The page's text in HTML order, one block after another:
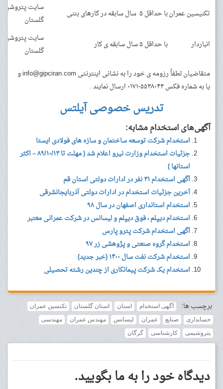
تکنیسین عمرانبا حداقل ۵ سال سابقه در کارهای بتنی
سایت
گلستان
انباردار
با حداقل ۵ سال سابقه ی کار
سایت
گلستان
متقاضیان لطفاً رزومه ی خود را به نشانی اینترنتی info@gipciran.comو
یا به شماره فکس ۵۵۳۸۰۴۳-۰۱۷۱ ارسال نمایند .
تدریس خصوصی آیلتس
آگهی‌های استخدام مشابه:
استخدام شرکت توسعه ساختمان و سازه های فولادی ایستا
جزئیات استخدام وزارت نیرو اعلام شد ( مهلت تا ۸۹/۱۰/۱۳ – اکثر
استانها )
آگهی استخدام ۳۱ نفر در ادارات دولتی استان قم
آخرین جزئیات استخدام در ادارات دولتی آذربایجانشرقی
استخدام استانداری اصفهان در سال ۹۸
استخدام دیپلم ، فوق دیپلم و لیسانس در شرکت عمرانی معتبر
آگهی استخدام شرکت پترو پارس
استخدام گروه صنعتی و پژوهشی زر ۹۷
استخدام شرکت نفت سال ۱۴۰۰ (خبر جدید)
استخدام یک شرکت پیمانکاری از چندین رشته تحصیلی
برچسب ها: آگهی استخدام استان استان گلستان
تکنسین عمران
حسابداری
صنایع عمران لیسانس مهندس عمران
مهندسی
پتروشیمی
کارشناسی گرگان
دیدگاه خود را به ما بگویید.